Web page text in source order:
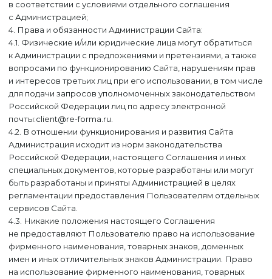
в соответствии с условиями отдельного соглашения
с Администрацией;
4. Права и обязанности Администрации Сайта:
4.1. Физические и/или юридические лица могут обратиться
к Администрации с предложениями и претензиями, а также
вопросами по функционированию Сайта, нарушениям прав
и интересов третьих лиц при его использовании, в том числе
для подачи запросов уполномоченных законодательством
Российской Федерации лиц по адресу электронной
почты:client@re-forma.ru.
4.2. В отношении функционирования и развития Сайта
Администрация исходит из норм законодательства
Российской Федерации, настоящего Соглашения и иных
специальных документов, которые разработаны или могут
быть разработаны и приняты Администрацией в целях
регламентации предоставления Пользователям отдельных
сервисов Сайта.
4.3. Никакие положения настоящего Соглашения
не предоставляют Пользователю право на использование
фирменного наименования, товарных знаков, доменных
имен и иных отличительных знаков Администрации. Право
на использование фирменного наименования, товарных